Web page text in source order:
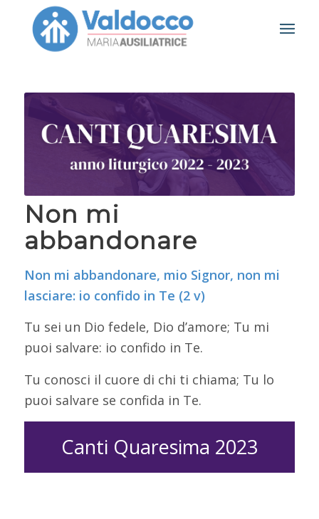
Non mi
abbandonare
Non mi abbandonare, mio Signor, non mi
lasciare: io confido in Te (2 v)
Tu sei un Dio fedele, Dio d’amore; Tu mi
puoi salvare: io confido in Te.
Tu conosci il cuore di chi ti chiama; Tu lo
puoi salvare se confida in Te.
Canti Quaresima 2023